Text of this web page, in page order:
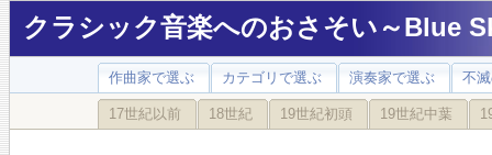
クラシック音楽へのおさそい～Blue
作曲家で選ぶ カテゴリで選ぶ 演奏家で選ぶ 不
17世紀以前 18世紀 19世紀初頭 19世紀中葉